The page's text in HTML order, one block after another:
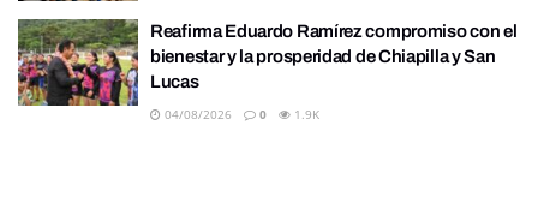
Reafirma Eduardo Ramírez compromiso con el
bienestar y la prosperidad de Chiapilla y San
Lucas
04/08/2026 0 1.9K